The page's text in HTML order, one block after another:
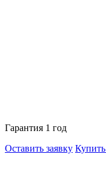
Гарантия 1 год
Оставить заявку Купить